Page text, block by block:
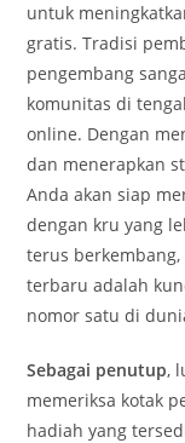
untuk
gratis. Tradisi
pengembang
komunitas di
online. Dengan
dan menerapkan
Anda akan siap
dengan kru yang
terus
terbaru adalah
nomor satu di
Sebagai penutup,
memeriksa kotak
hadiah yang